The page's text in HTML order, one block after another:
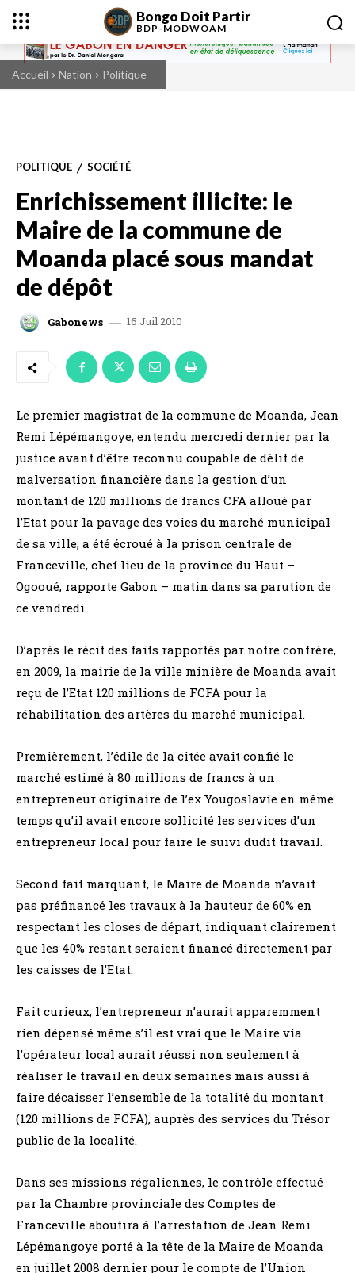
Bongo Doit Partir
BDP-MODWOAM
Accueil Nation Politique
POLITIQUE SOCIÉTÉ
Enrichissement illicite: le
Maire de la commune de
Moanda placé sous mandat
de dépôt
Gabonews 16 Juil 2010
Le premier magistrat de la commune de Moanda, Jean
Remi Lépémangoye, entendu mercredi dernier par la
justice avant d’être reconnu coupable de délit de
malversation financière dans la gestion d’un
montant de 120 millions de francs CFA alloué par
l’Etat pour la pavage des voies du marché municipal
de sa ville, a été écroué à la prison centrale de
Franceville, chef lieu de la province du Haut –
Ogooué, rapporte Gabon – matin dans sa parution de
ce vendredi.
D’après le récit des faits rapportés par notre confrère,
en 2009, la mairie de la ville minière de Moanda avait
reçu de l’Etat 120 millions de FCFA pour la
réhabilitation des artères du marché municipal.
Premièrement, l’édile de la citée avait confié le
marché estimé à 80 millions de francs à un
entrepreneur originaire de l’ex Yougoslavie en même
temps qu’il avait encore sollicité les services d’un
entrepreneur local pour faire le suivi dudit travail.
Second fait marquant, le Maire de Moanda n’avait
pas préfinancé les travaux à la hauteur de 60% en
respectant les closes de départ, indiquant clairement
que les 40% restant seraient financé directement par
les caisses de l’Etat.
Fait curieux, l’entrepreneur n’aurait apparemment
rien dépensé même s’il est vrai que le Maire via
l’opérateur local aurait réussi non seulement à
réaliser le travail en deux semaines mais aussi à
faire décaisser l’ensemble de la totalité du montant
(120 millions de FCFA), auprès des services du Trésor
public de la localité.
Dans ses missions régaliennes, le contrôle effectué
par la Chambre provinciale des Comptes de
Franceville aboutira à l’arrestation de Jean Remi
Lépémangoye porté à la tête de la Maire de Moanda
en juillet 2008 dernier pour le compte de l’Union